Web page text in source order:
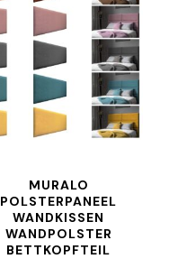
MURALO
POLSTERPANEEL
WANDKISSEN
WANDPOLSTER
BETTKOPFTEIL